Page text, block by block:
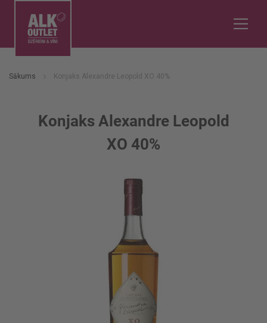
Sākums Konjaks Alexandre Leopold XO 40%
Konjaks Alexandre Leopold
XO 40%